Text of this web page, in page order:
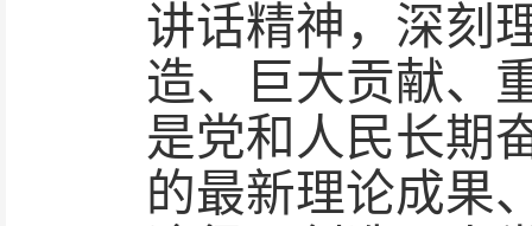
讲话精神，深刻
造、巨大贡献、
是党和人民长期
的最新理论成果